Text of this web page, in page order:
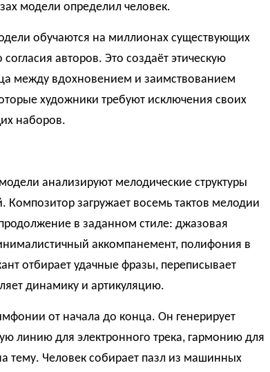
модели определил человек.
обучаются на миллионах существующих
авторов. Это создаёт этическую
между вдохновением и заимствованием
художники требуют исключения своих
наборов.
анализируют мелодические структуры
Композитор загружает восемь тактов мелодии
в заданном стиле: джазовая
аккомпанемент, полифония в
отбирает удачные фразы, переписывает
динамику и артикуляцию.
от начала до конца. Он генерирует
линию для электронного трека, гармонию для
тему. Человек собирает пазл из машинных